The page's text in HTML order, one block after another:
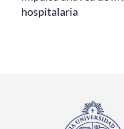
hospitalaria